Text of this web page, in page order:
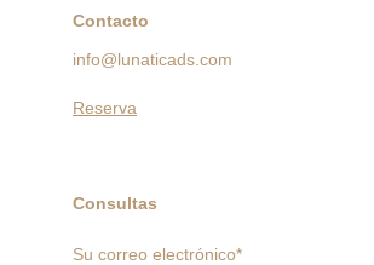
Contacto
Consultas
info@lunaticads.com
Su correo electrónico*
Reserva